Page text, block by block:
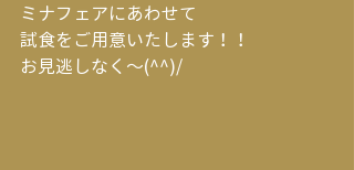
ミナフェアにあわせて
試食をご用意いたします！！
お見逃しなく～(^^)/